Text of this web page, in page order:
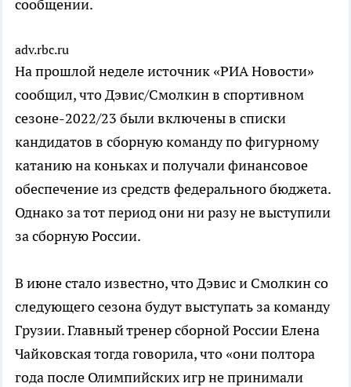
сообщении.
adv.rbc.ru
На прошлой неделе источник «РИА Новости»
сообщил, что Дэвис/Смолкин в спортивном
сезоне-2022/23 были включены в списки
кандидатов в сборную команду по фигурному
катанию на коньках и получали финансовое
обеспечение из средств федерального бюджета.
Однако за тот период они ни разу не выступили
за сборную России.
В июне стало известно, что Дэвис и Смолкин со
следующего сезона будут выступать за команду
Грузии. Главный тренер сборной России Елена
Чайковская тогда говорила, что «они полтора
года после Олимпийских игр не принимали